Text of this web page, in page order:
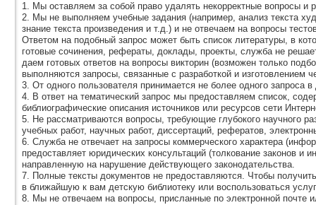
1. Мы оставляем за собой право удалять некорректные вопросы и
2. Мы не выполняем учебные задания (например, анализ текста
знание текста произведения и т.д.) и не отвечаем на вопросы
Ответом на подобный запрос может быть список литературы, в
готовые сочинения, рефераты, доклады, проекты, служба не
даем готовых ответов на вопросы викторин (возможен только
выполняются запросы, связанные с разработкой и изготовлением
3. От одного пользователя принимается не более одного запроса в
4. В ответ на тематический запрос мы предоставляем список,
библиографические описания источников или ресурсов сети
5. Не рассматриваются вопросы, требующие глубокого научного
учебных работ, научных работ, диссертаций, рефератов,
6. Служба не отвечает на запросы коммерческого характера
предоставляет юридических консультаций (толкование законов
направленную на нарушение действующего законодательства.
7. Полные тексты документов не предоставляются. Чтобы
в ближайшую к вам детскую библиотеку или воспользоваться
8. Мы не отвечаем на вопросы, присланные по электронной почте